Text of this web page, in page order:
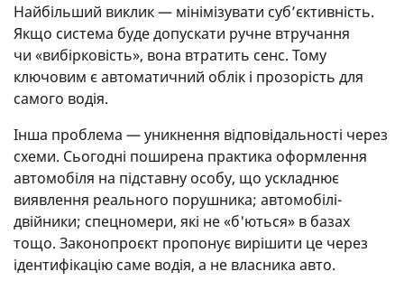
Найбільший виклик — мінімізувати суб’єктивність.
Якщо система буде допускати ручне втручання
чи «вибірковість», вона втратить сенс. Тому
ключовим є автоматичний облік і прозорість для
самого водія.
Інша проблема — уникнення відповідальності через
схеми. Сьогодні поширена практика оформлення
автомобіля на підставну особу, що ускладнює
виявлення реального порушника; автомобілі-
двійники; спецномери, які не «б'ються» в базах
тощо. Законопроєкт пропонує вирішити це через
ідентифікацію саме водія, а не власника авто.